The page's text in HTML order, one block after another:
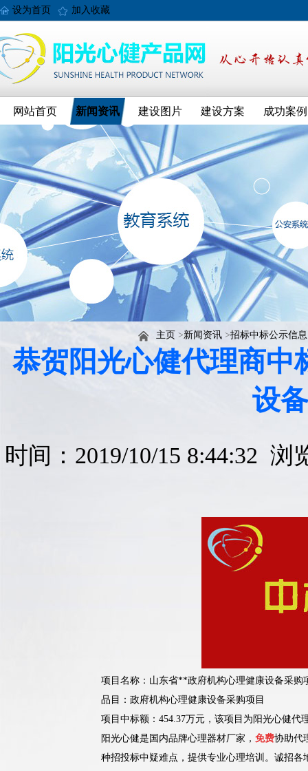
设为首页 加入收藏
网站首页 新闻资讯 建设图片 建设方案 成功案例
主页 >新闻资讯 >招标中标公示信息
恭贺阳光心健代理商
设
时间：2019/10/15 8:44:32
项目名称： 山东省**政府机构心理健康设备采购
品目：政府机构心理健康设备采购项目
项目中标额：454.37万元，该项目为阳光心健代
阳光心健是国内品牌心理器材厂家， 免费协助代
种招投标中疑难点，提供专业心理培训。诚招各